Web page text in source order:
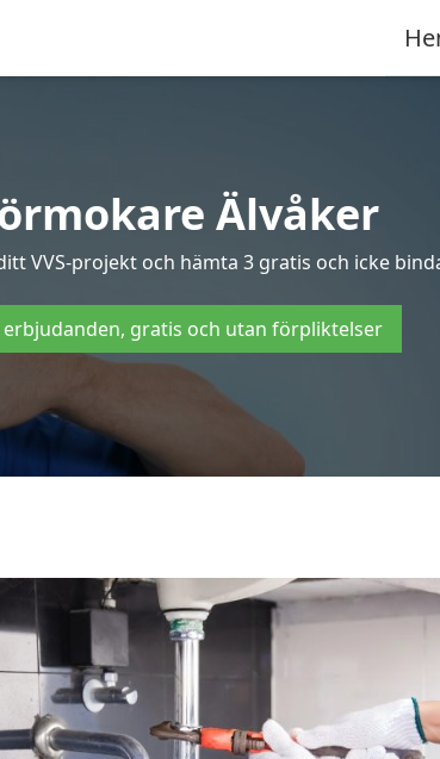
Älvåker
VVS-projekt och hämta 3 gratis och icke
erbjudanden, gratis och utan förpliktelser